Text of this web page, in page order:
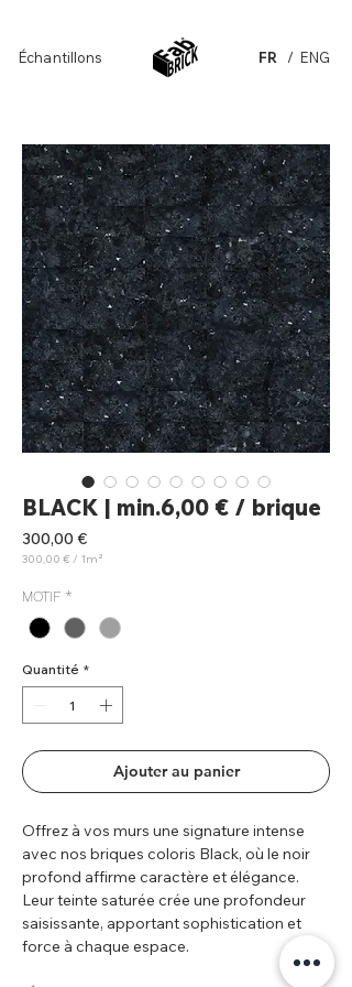
Échantillons FR / ENG
BLACK | min.6,00 € / brique
300,00 €Prix
300,00 € / 1m²
1
carré
MOTIF *
Quantité *
Ajouter au panier
Offrez à vos murs une signature intense
avec nos briques coloris Black, où le noir
profond affirme caractère et élégance.
Leur teinte saturée crée une profondeur
saisissante, apportant sophistication et
force à chaque espace.